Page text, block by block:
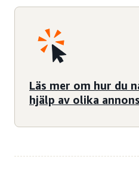
Läs mer om hur du
hjälp av olika